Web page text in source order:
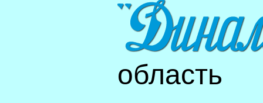
область